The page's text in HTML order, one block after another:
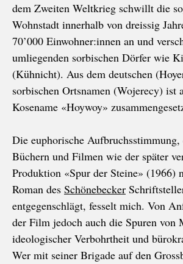
dem Zweiten Weltkrieg schwillt die
Wohnstadt innerhalb von dreissig
70’000 Einwohner:innen an und
umliegenden sorbischen Dörfer wie
(Kühnicht). Aus dem deutschen
sorbischen Ortsnamen (Wojerecy) ist
Kosename «Hoywoy»
Die euphorische
Büchern und Filmen wie der später
Produktion «Spur der Steine» (1966)
Roman des Schönebecker
entgegenschlägt, fesselt mich. Von
der Film jedoch auch die Spuren von
ideologischer Verbohrtheit und
Wer mit seiner Brigade auf den